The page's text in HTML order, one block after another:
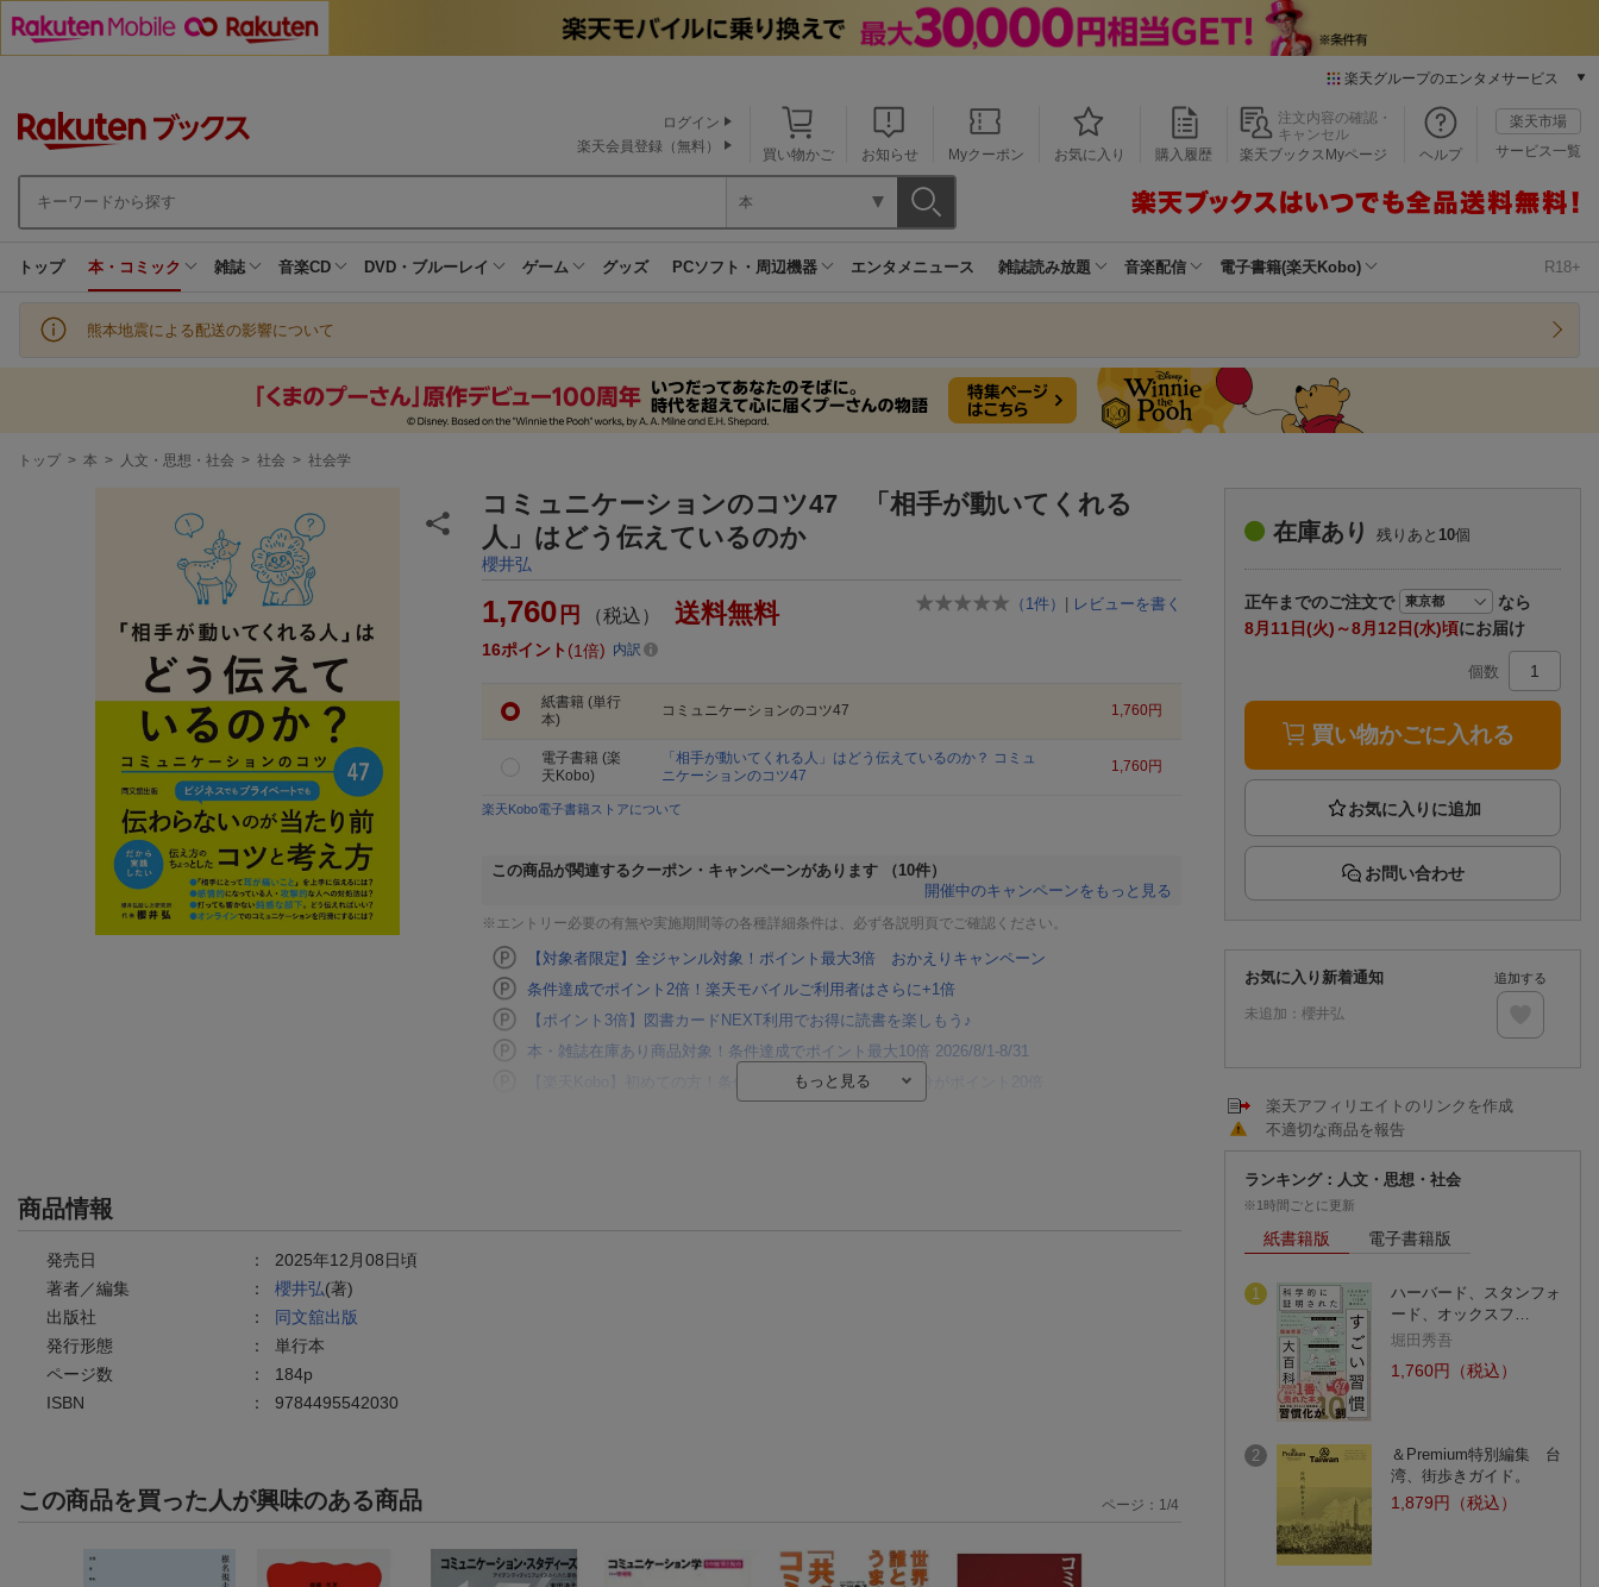
楽天グループのエンタメサービス
本/ゲーム/CD/DVD
楽天ブックス
楽天Kobo
楽天チケット
エンタメニュース
推し楽
買い物かご お知らせ Myクーポン お気に入り 購入履歴
注文内容の確認・
キャンセル
楽天ブックスMyページ
ヘルプ
楽天市場
サービス一覧
ログイン
楽天会員登録（無料）
本
トップ 本・コミック 雑誌 音楽CD DVD・ブルーレイ ゲーム グッズ PCソフト・周辺機器 エンタメニュース 雑誌読み放題 音楽配信 電子書籍(楽天Kobo) R18+
熊本地震による配送の影響について
現
トップ > 本 > 人文・思想・社会 > 社会 > 社会学
コミュニケーションのコツ47 「相手が動いてくれる
人」はどう伝えているのか
櫻井弘
（ 1件） | レビューを書く
1,760 円 （税込） 送料無料
16ポイント 1倍 内訳
紙書籍 (単行
本)
コミュニケーションのコツ47 1,760円
電子書籍 (楽
天Kobo)
「相手が動いてくれる人」はどう伝えているのか？ コミュ
ニケーションのコツ47
1,760円
楽天Kobo電子書籍ストアについて
この商品が関連するクーポン・キャンペーンがあります
（10件）
開催中のキャンペーンをもっと見る
※エントリー必要の有無や実施期間等の各種詳細条件は、必ず各説明頁でご確認ください。
【対象者限定】全ジャンル対象！ポイント最大3倍 おかえりキャンペーン
条件達成でポイント2倍！楽天モバイルご利用者はさらに+1倍
【ポイント3倍】図書カードNEXT利用でお得に読書を楽しもう♪
本・雑誌在庫あり商品対象！条件達成でポイント最大10倍 2026/8/1-8/31
【楽天Kobo】初めての方！条件達成で楽天ブックス購入分がポイント20倍
商品情報
発売日 ： 2025年12月08日頃
著者／編集
： 櫻井弘(著)
出版社
：
同文舘出版
発行形態
： 単行本
ページ数
： 184p
ISBN
： 9784495542030
この商品を買った人が興味のある商品 ページ： 1/4
在庫あり 残りあと 10個
正午までのご注文で
なら
8月11日(火)～8月12日(水)頃にお届け
個数
買い物かごに入れる
お問い合わせ
お気に入り新着通知
未追加： 櫻井弘
追加する
楽天アフィリエイトのリンクを作成
不適切な商品を報告
ランキング：人文・思想・社会
※1時間ごとに更新
紙書籍版 電子書籍版
1
ハーバード、スタンフォ
ード、オックスフ…
堀田秀吾
1,760円（税込）
2
＆Premium特別編集 台
湾、街歩きガイド。
1,879円（税込）